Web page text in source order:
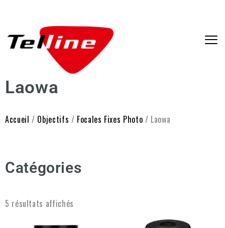
Laowa
Accueil / Objectifs / Focales Fixes Photo / Laowa
Catégories
5 résultats affichés